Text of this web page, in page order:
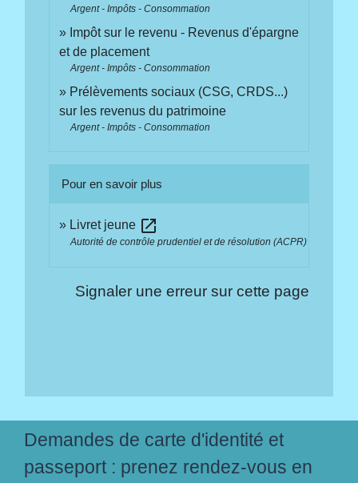
Argent - Impôts - Consommation
Impôt sur le revenu - Revenus d'épargne
et de placement
Argent - Impôts - Consommation
Prélèvements sociaux (CSG, CRDS...)
sur les revenus du patrimoine
Argent - Impôts - Consommation
Pour en savoir plus
Livret jeune open_in_new
Autorité de contrôle prudentiel et de résolution (ACPR)
Signaler une erreur sur cette page
Demandes de carte d'identité et
passeport : prenez rendez-vous en